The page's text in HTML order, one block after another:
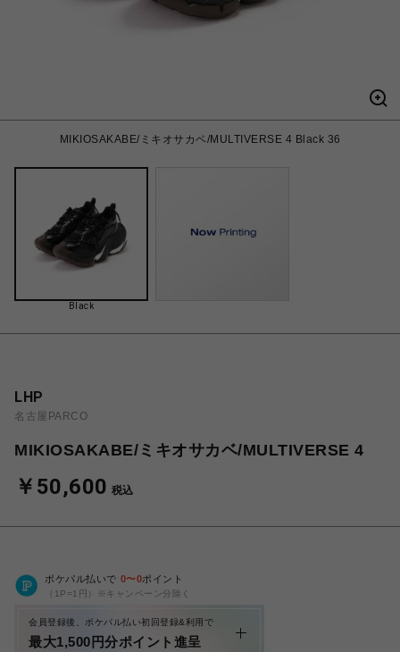
MIKIOSAKABE/ミキオサカベ/MULTIVERSE 4 Black 36
Black
LHP
名古屋PARCO
MIKIOSAKABE/ミキオサカベ/MULTIVERSE 4
￥50,600 税込
ポケパル払いで 0〜0ポイント
（1P=1円）※キャンペーン分除く
会員登録後、ポケパル払い初回登録&利用で
最大1,500円分ポイント進呈